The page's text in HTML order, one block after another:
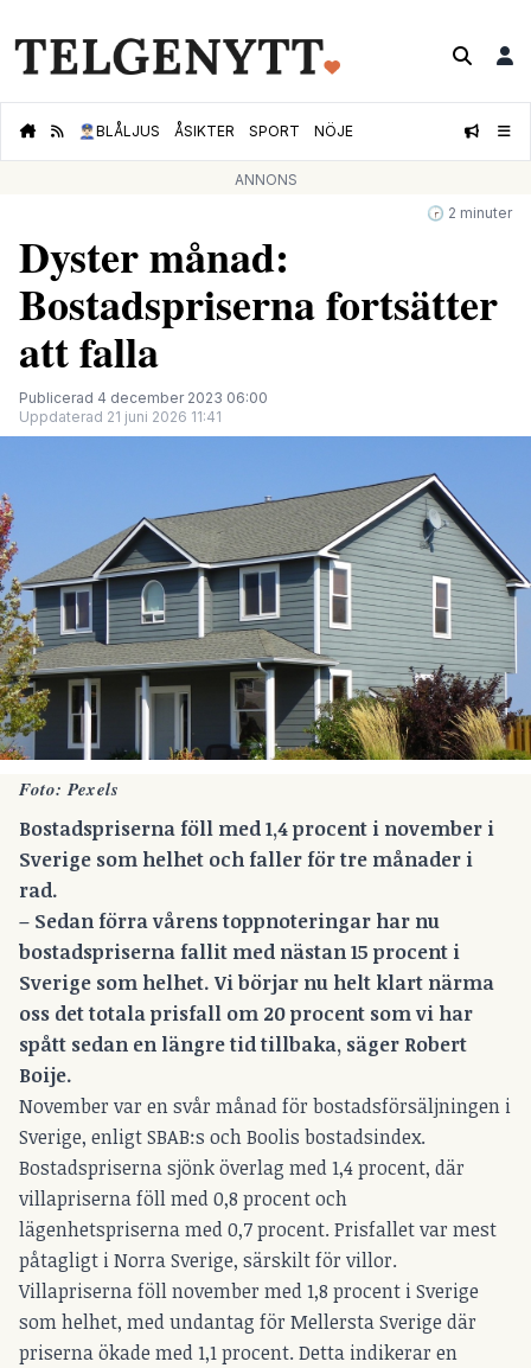
👮🏻‍♂️BLÅLJUS ÅSIKTER SPORT NÖJE
ANNONS
🕝 2 minuter
Dyster månad:
Bostadspriserna fortsätter
att falla
Publicerad 4 december 2023 06:00
Uppdaterad 21 juni 2026 11:41
Foto: Pexels
Bostadspriserna föll med 1,4 procent i november i
Sverige som helhet och faller för tre månader i
rad.
– Sedan förra vårens toppnoteringar har nu
bostadspriserna fallit med nästan 15 procent i
Sverige som helhet. Vi börjar nu helt klart närma
oss det totala prisfall om 20 procent som vi har
spått sedan en längre tid tillbaka, säger Robert
Boije.
November var en svår månad för bostadsförsäljningen i
Sverige, enligt SBAB:s och Boolis bostadsindex.
Bostadspriserna sjönk överlag med 1,4 procent, där
villapriserna föll med 0,8 procent och
lägenhetspriserna med 0,7 procent. Prisfallet var mest
påtagligt i Norra Sverige, särskilt för villor.
Villapriserna föll november med 1,8 procent i Sverige
som helhet, med undantag för Mellersta Sverige där
priserna ökade med 1,1 procent. Detta indikerar en